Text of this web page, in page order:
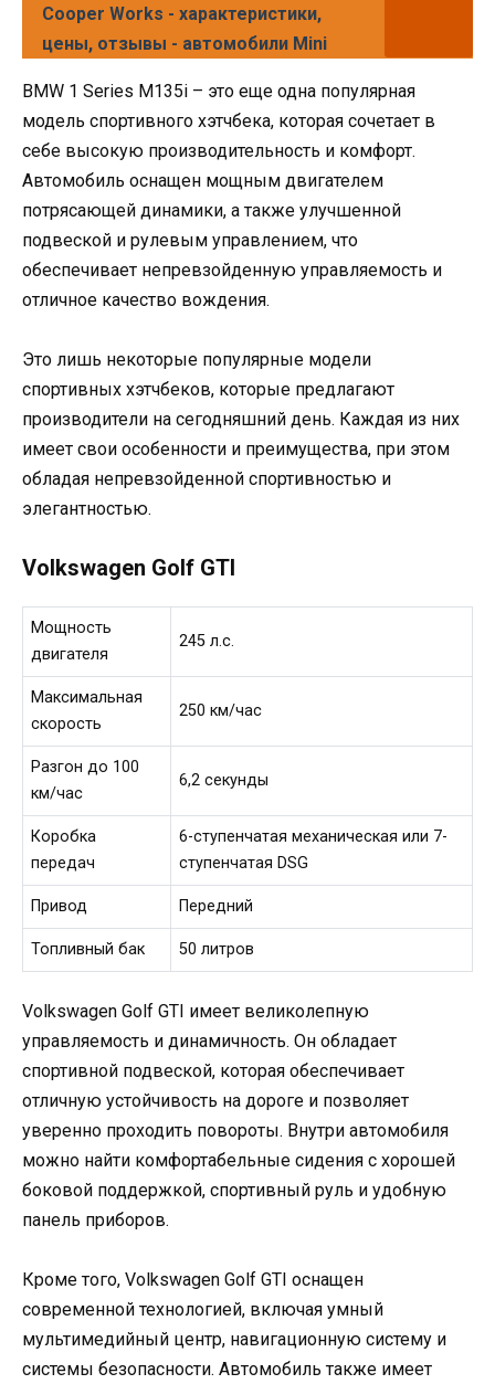
Cooper Works - характеристики,
цены, отзывы - автомобили Mini
BMW 1 Series M135i – это еще одна популярная
модель спортивного хэтчбека, которая сочетает в
себе высокую производительность и комфорт.
Автомобиль оснащен мощным двигателем
потрясающей динамики, а также улучшенной
подвеской и рулевым управлением, что
обеспечивает непревзойденную управляемость и
отличное качество вождения.
Это лишь некоторые популярные модели
спортивных хэтчбеков, которые предлагают
производители на сегодняшний день. Каждая из них
имеет свои особенности и преимущества, при этом
обладая непревзойденной спортивностью и
элегантностью.
Volkswagen Golf GTI
Мощность
двигателя
245 л.с.
Максимальная
скорость
250 км/час
Разгон до 100
км/час
6,2 секунды
Коробка
передач
6-ступенчатая механическая или 7-
ступенчатая DSG
Привод Передний
Топливный бак 50 литров
Volkswagen Golf GTI имеет великолепную
управляемость и динамичность. Он обладает
спортивной подвеской, которая обеспечивает
отличную устойчивость на дороге и позволяет
уверенно проходить повороты. Внутри автомобиля
можно найти комфортабельные сидения с хорошей
боковой поддержкой, спортивный руль и удобную
панель приборов.
Кроме того, Volkswagen Golf GTI оснащен
современной технологией, включая умный
мультимедийный центр, навигационную систему и
системы безопасности. Автомобиль также имеет